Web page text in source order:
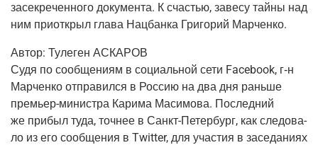
засек­ре­чен­но­го доку­мен­та. К сча­стью, заве­су тай­ны над
ним при­от­крыл гла­ва Нац­бан­ка Гри­го­рий Марченко.
Автор: Туле­ген АСКАРОВ
Судя по сооб­ще­ни­ям в соци­аль­ной сети Facebook, г‑н
Мар­чен­ко отпра­вил­ся в Рос­сию на два дня рань­ше
пре­мьер-мини­стра Кари­ма Маси­мо­ва. Послед­ний
же при­был туда, точ­нее в Санкт-Петер­бург, как сле­до­ва­
ло из его сооб­ще­ния в Twitter, для уча­стия в засе­да­ни­ях